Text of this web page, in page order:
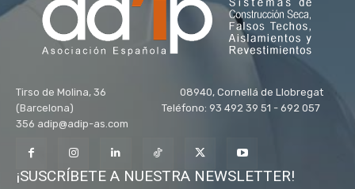
Tirso de Molina, 36 08940, Cornellá de Llobregat
(Barcelona) Teléfono: 93 492 39 51 - 692 057
356 adip@adip-as.com
¡SUSCRÍBETE A NUESTRA NEWSLETTER!